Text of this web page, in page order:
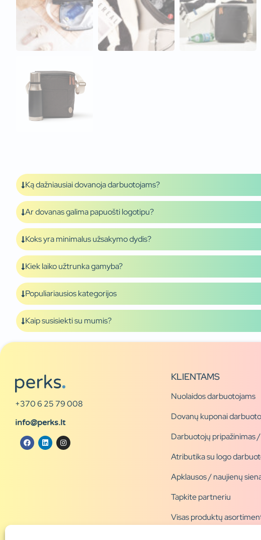
Ką dažniausiai dovanoja darbuotojams?
Ar dovanas galima papuošti logotipu?
Koks yra minimalus užsakymo dydis?
Kiek laiko užtrunka gamyba?
Populiariausios kategorijos
Kaip susisiekti su mumis?
+370 6 25 79 008
info@perks.lt
KLIENTAMS
Nuolaidos darbuotojams
Dovanų kuponai
Darbuotojų pripažinimas
Atributika su logo
Apklausos / naujienų
Tapkite partneriu
Visas produktų